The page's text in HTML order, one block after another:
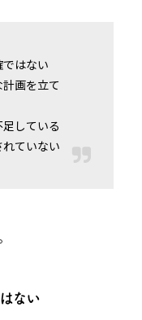
はない
画を立て
している
ていない
ない